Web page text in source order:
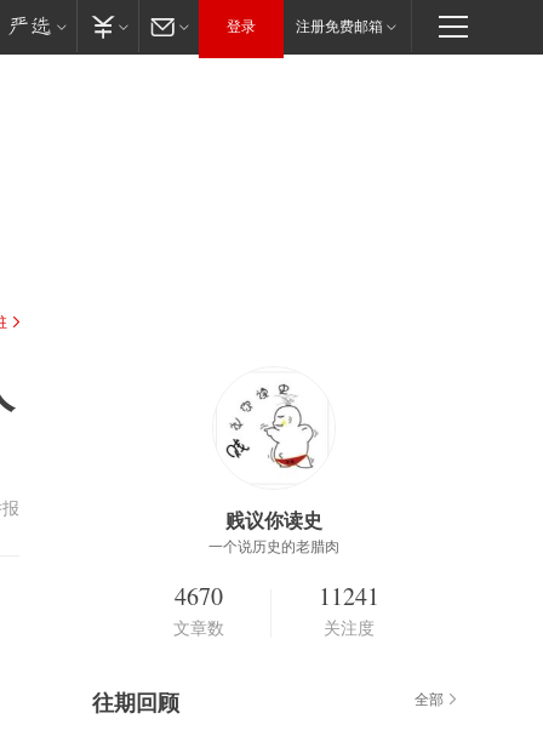
登录 注册免费邮箱
贱议你读史
一个说历史的老腊肉
4670
文章数
11241
关注度
往期回顾 全部